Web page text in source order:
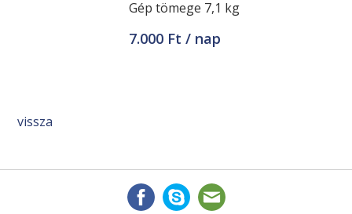
Gép tömege 7,1 kg
7.000 Ft / nap
vissza